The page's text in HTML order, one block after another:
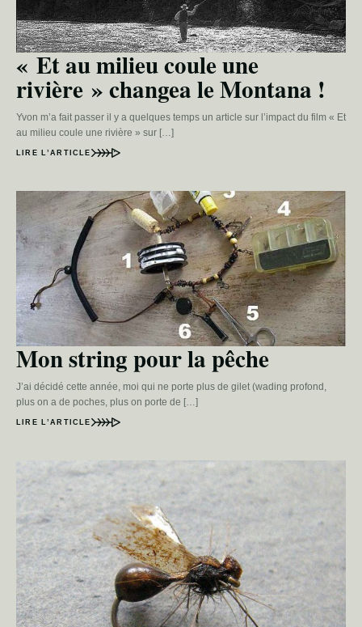
« Et au milieu coule une
rivière » changea le Montana !
Yvon m’a fait passer il y a quelques temps un article sur l’impact du film « Et
au milieu coule une rivière » sur […]
LIRE L’ARTICLE
Mon string pour la pêche
J’ai décidé cette année, moi qui ne porte plus de gilet (wading profond,
plus on a de poches, plus on porte de […]
LIRE L’ARTICLE